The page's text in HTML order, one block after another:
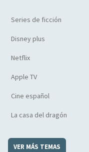
Series de ficción
Disney plus
Netflix
Apple TV
Cine español
La casa del dragón
VER MÁS TEMAS